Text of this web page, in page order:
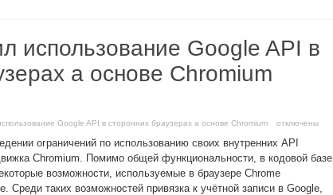
использование Google API в
а основе Chromium
Google API в сторонних браузерах а основе Chromium отключены
ограничений по использованию своих внутренних API
Chromium. Помимо общей функциональности, в кодовой базе
возможности, используемые в браузере Chrome
Среди таких возможностей привязка к учётной записи в Google,